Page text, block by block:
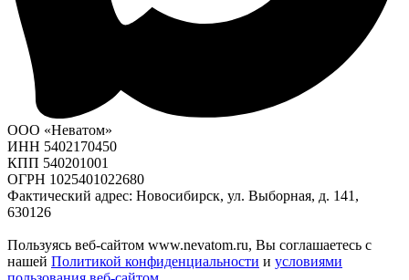
ООО «Неватом»
ИНН 5402170450
КПП 540201001
ОГРН 1025401022680
Фактический адрес: Новосибирск, ул. Выборная, д. 141,
630126
Пользуясь веб-сайтом www.nevatom.ru, Вы соглашаетесь с
нашей Политикой конфиденциальности и условиями